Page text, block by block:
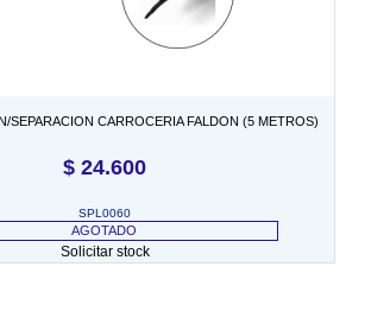
SEPARACION CARROCERIA FALDON (5 METROS)
$ 24.600
SPL0060
AGOTADO
Solicitar stock